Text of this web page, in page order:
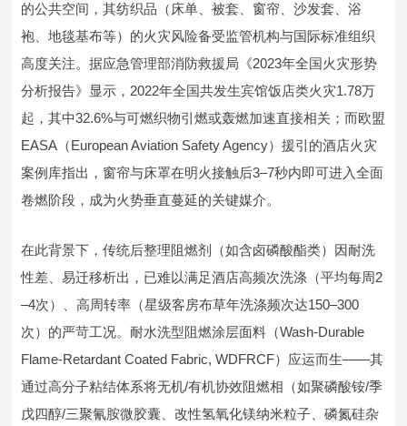
的公共空间，其纺织品（床单、被套、窗帘、沙发套、浴
袍、地毯基布等）的火灾风险备受监管机构与国际标准组织
高度关注。据应急管理部消防救援局《2023年全国火灾形势
分析报告》显示，2022年全国共发生宾馆饭店类火灾1.78万
起，其中32.6%与可燃织物引燃或轰燃加速直接相关；而欧盟
EASA（European Aviation Safety Agency）援引的酒店火灾
案例库指出，窗帘与床罩在明火接触后3–7秒内即可进入全面
卷燃阶段，成为火势垂直蔓延的关键媒介。
在此背景下，传统后整理阻燃剂（如含卤磷酸酯类）因耐洗
性差、易迁移析出，已难以满足酒店高频次洗涤（平均每周2
–4次）、高周转率（星级客房布草年洗涤频次达150–300
次）的严苛工况。耐水洗型阻燃涂层面料（Wash-Durable
Flame-Retardant Coated Fabric, WDFRCF）应运而生——其
通过高分子粘结体系将无机/有机协效阻燃相（如聚磷酸铵/季
戊四醇/三聚氰胺微胶囊、改性氢氧化镁纳米粒子、磷氮硅杂